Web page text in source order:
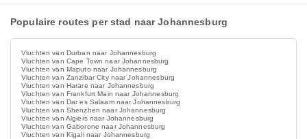
Populaire routes per stad naar Johannesburg
Vluchten van Durban naar Johannesburg
Vluchten van Cape Town naar Johannesburg
Vluchten van Maputo naar Johannesburg
Vluchten van Zanzibar City naar Johannesburg
Vluchten van Harare naar Johannesburg
Vluchten van Frankfurt Main naar Johannesburg
Vluchten van Dar es Salaam naar Johannesburg
Vluchten van Shenzhen naar Johannesburg
Vluchten van Algiers naar Johannesburg
Vluchten van Gaborone naar Johannesburg
Vluchten van Kigali naar Johannesburg